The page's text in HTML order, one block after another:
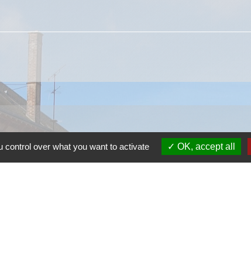
over what you want to activate OK, accept all